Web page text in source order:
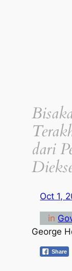
dari
Oct 1,
in
George
Share